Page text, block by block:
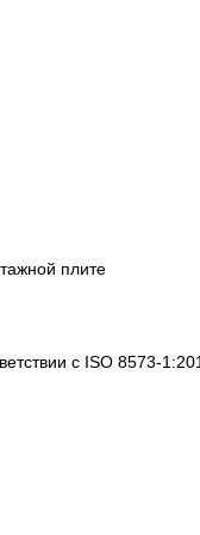
плите
с ISO 8573-